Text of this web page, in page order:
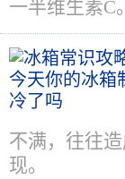
一半维生素C。
不满，往往
现。